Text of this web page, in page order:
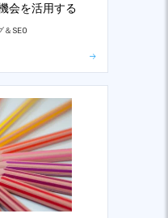
会を活用する
＆SEO